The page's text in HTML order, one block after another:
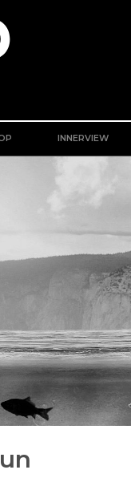
INNERVIEW